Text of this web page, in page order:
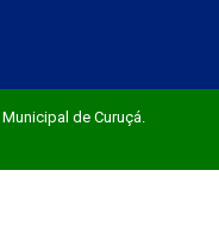
de Curuçá.